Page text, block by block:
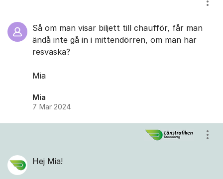
Så om man visar biljett till chaufför, får man
ändå inte gå in i mittendörren, om man har
resväska?
Mia
Mia
7 Mar 2024
Hej Mia!